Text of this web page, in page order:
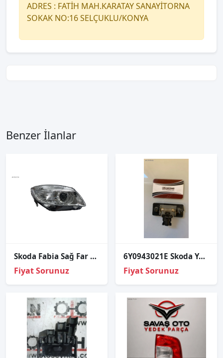
ADRES : FATİH MAH.KARATAY SANAYİTORNA
SOKAK NO:16 SELÇUKLU/KONYA
Benzer İlanlar
Skoda Fabia Sağ Far Zenon 2005-2008 5JD941016A
Fiyat Sorunuz
6Y0943021E Skoda Yeti 2012 plaka lambası
Fiyat Sorunuz